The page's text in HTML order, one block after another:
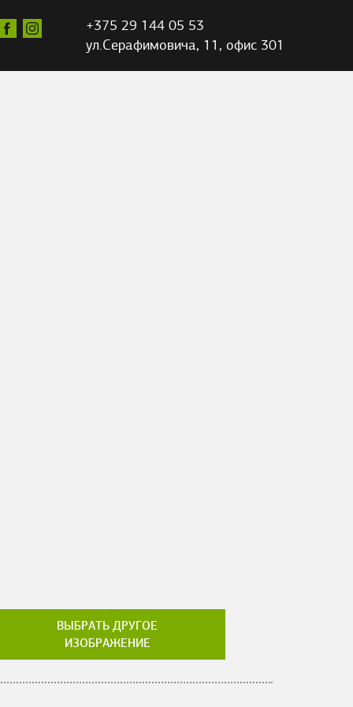
+375 29 144 05 53
ул.Серафимовича, 11, офис 301
ВЫБРАТЬ ДРУГОЕ
ИЗОБРАЖЕНИЕ